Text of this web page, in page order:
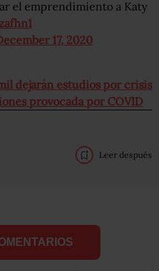
el emprendimiento a Katy
17, 2020
dejarán estudios por crisis
provocada por COVID
Leer después